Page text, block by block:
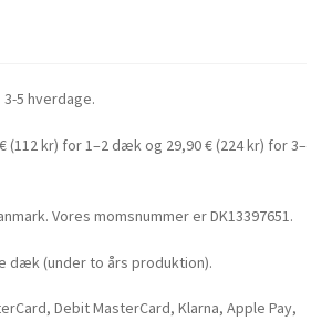
5 hverdage.
(112 kr) for 1–2 dæk og 29,90 € (224 kr) for 3–
Vores momsnummer er DK13397651.
dæk (under to års produktion).
Debit MasterCard, Klarna, Apple Pay,